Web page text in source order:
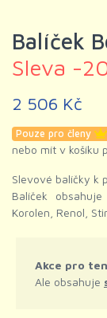
Balíček
Sleva -
2 506 Kč
Pouze pro členy
nebo mít v košíku
Slevové balíčky k
Balíček
Korolen, Renol,
Akce pro
Ale obsahuje